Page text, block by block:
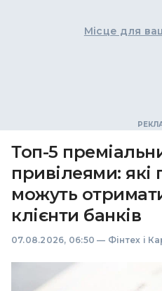
Місце для
Топ-5
привілеями: які
можуть
клієнти банків
07.08.2026, 06:50 — Фінтех і